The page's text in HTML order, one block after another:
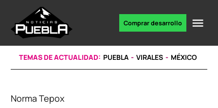
content
noticias
Comprar desarrollo
TEMAS DE ACTUALIDAD: PUEBLA VIRALES MÉXICO
Norma Tepox